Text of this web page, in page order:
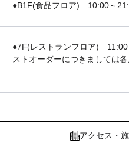
●B1F(食品フロア) 10:00～
●7F(レストランフロア)
ストオーダーにつきましては
アクセス・